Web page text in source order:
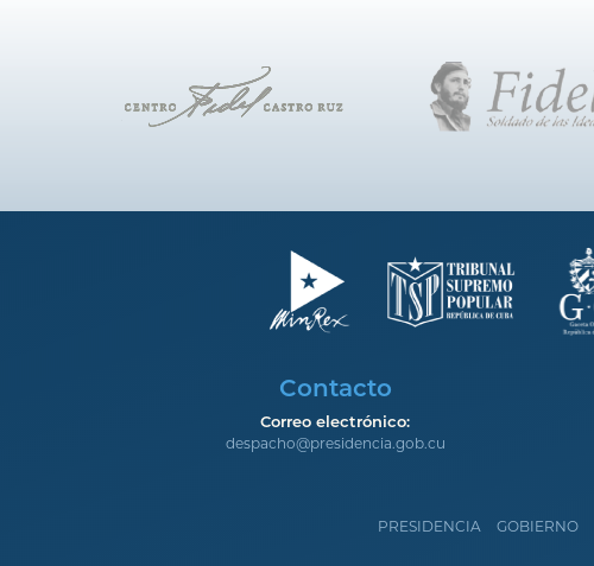
Contacto
Correo electrónico:
despacho@presidencia.gob.cu
PRESIDENCIA GOBIERNO